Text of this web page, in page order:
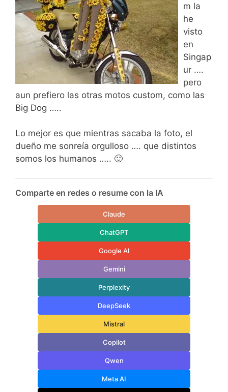
m la
he
visto
en
Singap
ur ….
pero
aun prefiero las otras motos custom, como las
Big Dog …..
Lo mejor es que mientras sacaba la foto, el
dueño me sonreía orgulloso …. que distintos
somos los humanos ….. 🙂
Comparte en redes o resume con la IA
Claude
ChatGPT
Google AI
Gemini
Perplexity
DeepSeek
Mistral
Copilot
Qwen
Meta AI